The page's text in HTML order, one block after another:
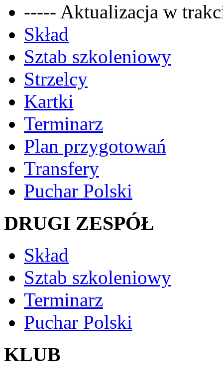
----- Aktualizacja w
Skład
Sztab szkoleniowy
Strzelcy
Kartki
Terminarz
Plan przygotowań
Transfery
Puchar Polski
DRUGI ZESPÓŁ
Skład
Sztab szkoleniowy
Terminarz
Puchar Polski
KLUB